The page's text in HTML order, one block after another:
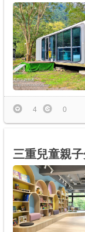
4 0
三重兒童親